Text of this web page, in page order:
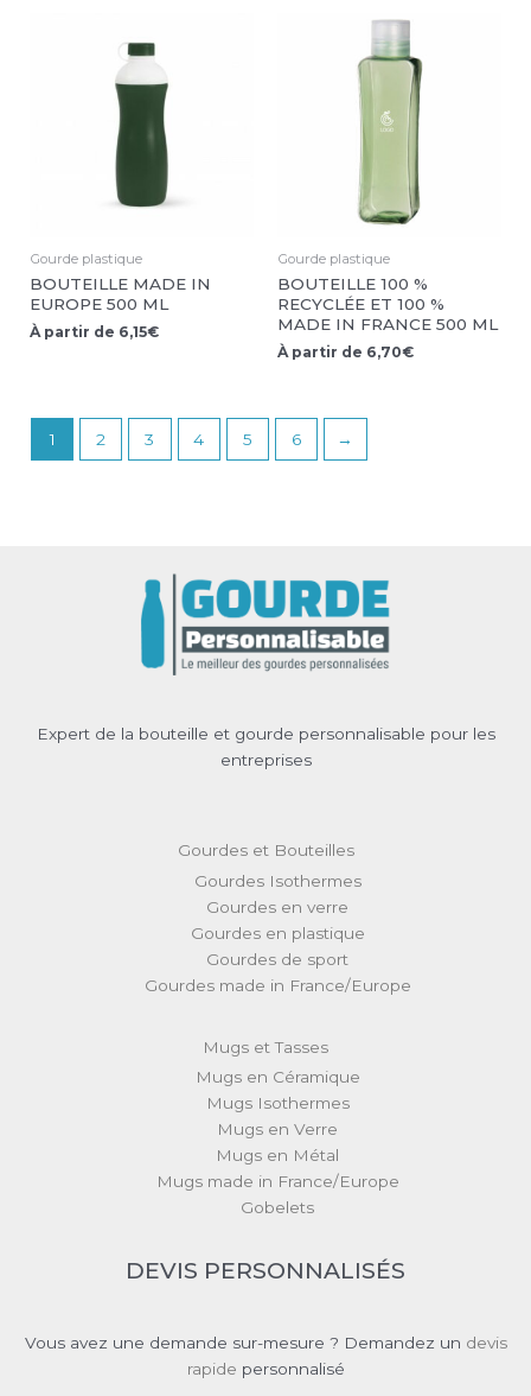
Gourde plastique
BOUTEILLE MADE IN
EUROPE 500 ML
À partir de 6,15€
Gourde plastique
BOUTEILLE 100 %
RECYCLÉE ET 100 %
MADE IN FRANCE 500 ML
À partir de 6,70€
1 2 3 4 5 6 →
Expert de la bouteille et gourde personnalisable pour les
entreprises
Gourdes et Bouteilles
Gourdes Isothermes
Gourdes en verre
Gourdes en plastique
Gourdes de sport
Gourdes made in France/Europe
Mugs et Tasses
Mugs en Céramique
Mugs Isothermes
Mugs en Verre
Mugs en Métal
Mugs made in France/Europe
Gobelets
DEVIS PERSONNALISÉS
Vous avez une demande sur-mesure ? Demandez un devis
rapide personnalisé